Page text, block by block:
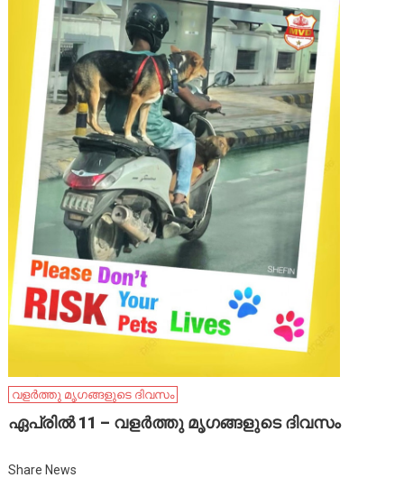
വളർത്തു മൃഗങ്ങളുടെ ദിവസം
ഏപ്രിൽ 11 – വളർത്തു മൃഗങ്ങളുടെ ദിവസം
Share News